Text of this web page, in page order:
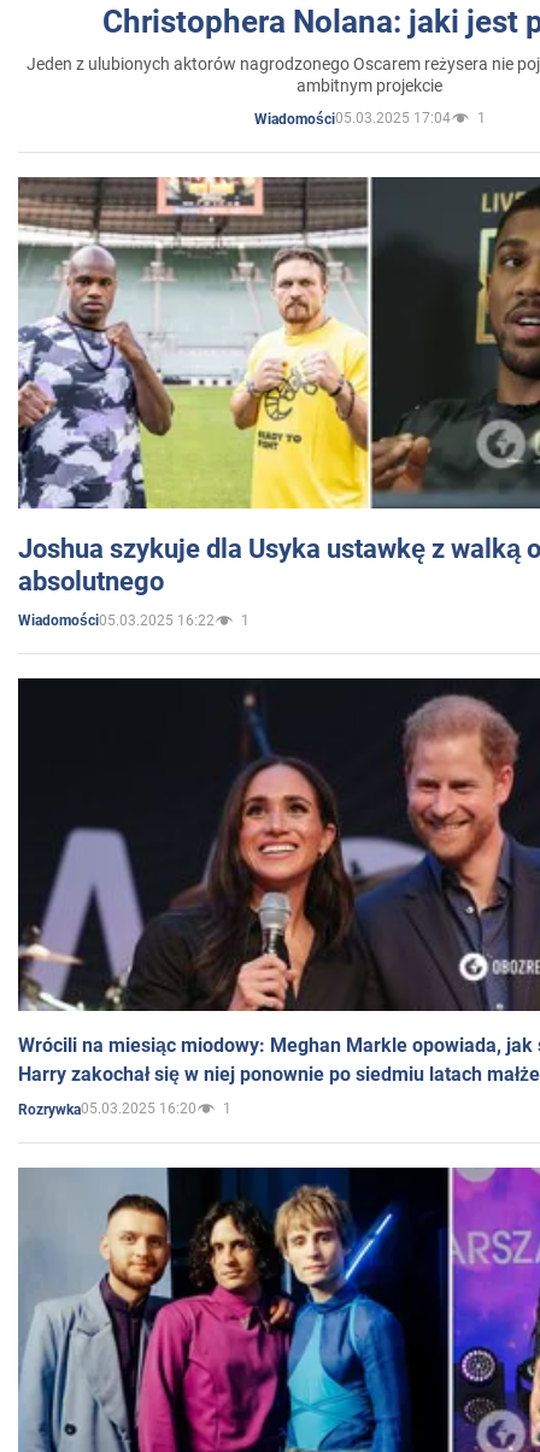
Christophera Nolana: jaki jest
Jeden z ulubionych aktorów nagrodzonego Oscarem reżysera nie
ambitnym projekcie
Wiadomości05.03.2025 17:04 1
Joshua szykuje dla Usyka ustawkę z walką
absolutnego
Wiadomości05.03.2025 16:22 1
Wrócili na miesiąc miodowy: Meghan Markle opowiada, jak
Harry zakochał się w niej ponownie po siedmiu latach
Rozrywka05.03.2025 16:20 1